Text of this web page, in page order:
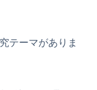
テーマがありま